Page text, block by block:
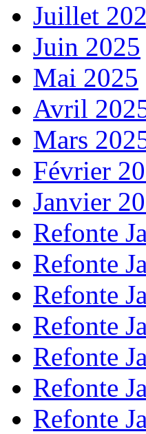
Juillet
Juin 2025
Mai 2025
Avril
Mars
Février
Janvier
Refonte
Refonte
Refonte
Refonte
Refonte
Refonte
Refonte